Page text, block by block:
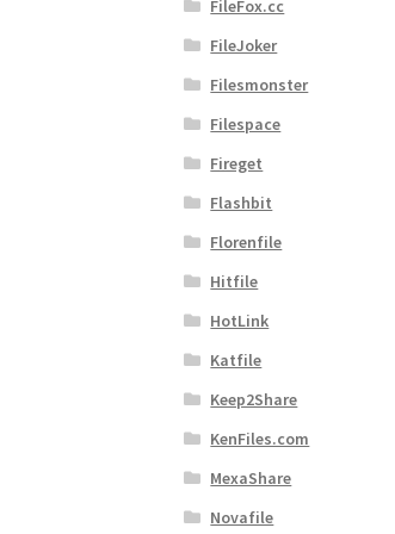
FileFox.cc
FileJoker
Filesmonster
Filespace
Fireget
Flashbit
Florenfile
Hitfile
HotLink
Katfile
Keep2Share
KenFiles.com
MexaShare
Novafile